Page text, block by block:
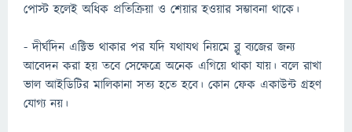
পোস্ট হলেই অধিক প্রতিক্রিয়া ও শেয়ার হওয়ার সম্ভাবনা থাকে।
- দীর্ঘদিন এক্টিভ থাকার পর যদি যথাযথ নিয়মে ব্লু ব্যজের জন্য
আবেদন করা হয় তবে সেক্ষেত্রে অনেক এগিয়ে থাকা যায়। বলে রাখা
ভাল আইডিটির মালিকানা সত্য হতে হবে। কোন ফেক একাউন্ট গ্রহণ
যোগ্য নয়।